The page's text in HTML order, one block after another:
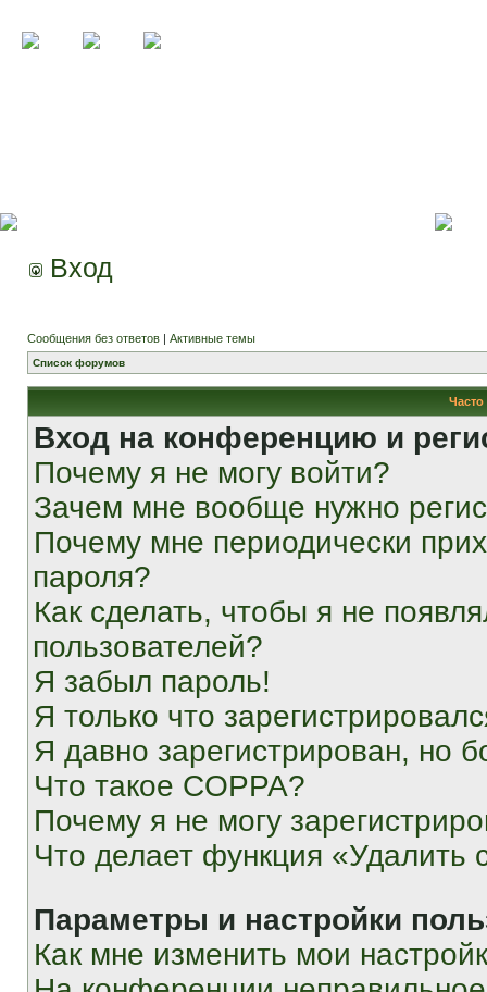
Вход
Сообщения без ответов | Активные темы
Список форумов
Вход на конференцию и
Почему я не могу войти?
Зачем мне вообще нужно
Почему мне периодически
пароля?
Как сделать, чтобы я не
пользователей?
Я забыл пароль!
Я только что
Я давно зарегистрирован, но
Что такое COPPA?
Почему я не могу
Что делает функция «Удалить
Параметры и настройки
Как мне изменить мои